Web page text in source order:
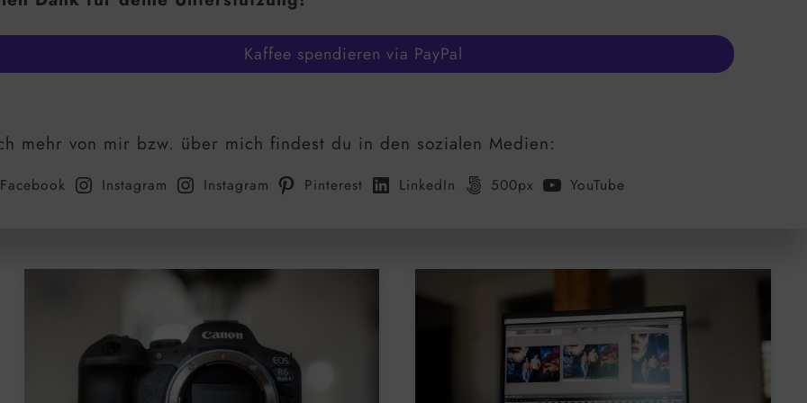
Kaffee spendieren via PayPal
mehr von mir bzw. über mich findest du in den sozialen Medien:
Facebook Instagram Instagram Pinterest LinkedIn 500px YouTube